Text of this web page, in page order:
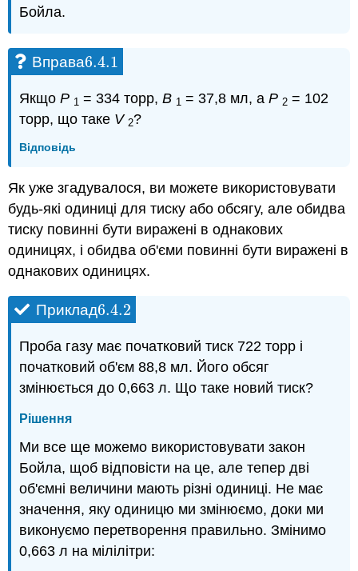
Бойла.
Вправа6.4.1
6.4.1
ЯкщоР 1 = 334 торр,В 1 = 37,8 мл, аР 2 = 102
торр, що таке V 2?
Відповідь
Як уже згадувалося, ви можете використовувати
будь-які одиниці для тиску або обсягу, але обидва
тиску повинні бути виражені в однакових
одиницях, і обидва об'єми повинні бути виражені в
однакових одиницях.
Приклад6.4.2
6.4.2
Проба газу має початковий тиск 722 торр і
початковий об'єм 88,8 мл. Його обсяг
змінюється до 0,663 л. Що таке новий тиск?
Рішення
Ми все ще можемо використовувати закон
Бойла, щоб відповісти на це, але тепер дві
об'ємні величини мають різні одиниці. Не має
значення, яку одиницю ми змінюємо, доки ми
виконуємо перетворення правильно. Змінимо
0,663 л на мілілітри: